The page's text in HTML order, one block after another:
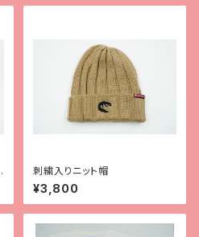
刺繍入りニット帽
¥3,800